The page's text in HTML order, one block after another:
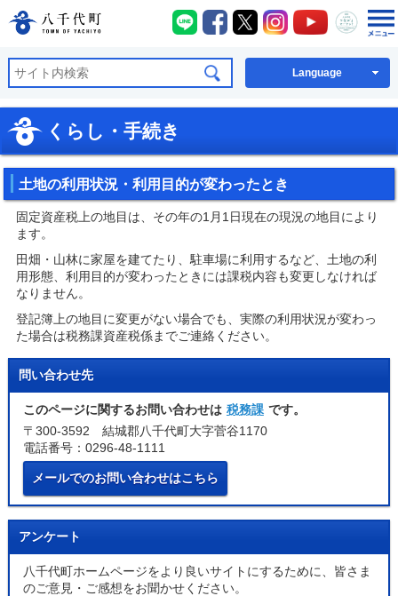
八千代町公式ホームページ
八千代町LINE
八千代町Facebook
八千代町X八千代町Instagram
八千代町
八千
Language
くらし・手続き
土地の利用状況・利用目的が変わったとき
固定資産税上の地目は、その年の1月1日現在の現況の地目により
ます。
田畑・山林に家屋を建てたり、駐車場に利用するなど、土地の利
用形態、利用目的が変わったときには課税内容も変更しなければ
なりません。
登記簿上の地目に変更がない場合でも、実際の利用状況が変わっ
た場合は税務課資産税係までご連絡ください。
問い合わせ先
このページに関するお問い合わせは 税務課 です。
〒300-3592 結城郡八千代町大字菅谷1170
電話番号：0296-48-1111
メールでのお問い合わせはこちら
アンケート
八千代町ホームページをより良いサイトにするために、皆さま
のご意見・ご感想をお聞かせください。